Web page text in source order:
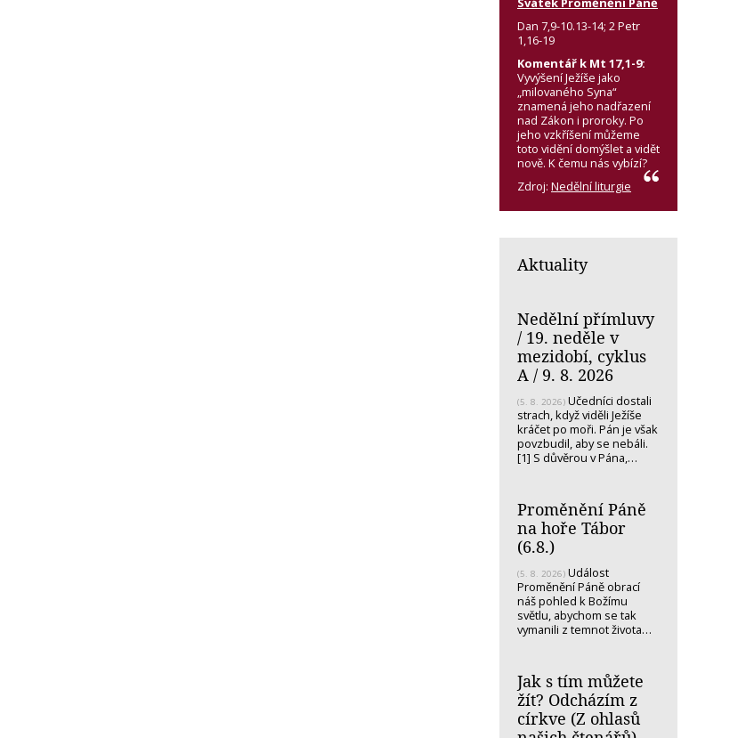
Dan 7,9-10.13-14; 2 Petr
1,16-19
Komentář k Mt 17,1-9:
Vyvýšení Ježíše jako
„milovaného Syna“
znamená jeho nadřazení
nad Zákon i proroky. Po
jeho vzkříšení můžeme
toto vidění domýšlet a vidět
nově. K čemu nás vybízí?
Zdroj: Nedělní liturgie
Aktuality
Nedělní přímluvy
/ 19. neděle v
mezidobí, cyklus
A / 9. 8. 2026
(5. 8. 2026) Učedníci dostali
strach, když viděli Ježíše
kráčet po moři. Pán je však
povzbudil, aby se nebáli.
[1] S důvěrou v Pána,…
Proměnění Páně
na hoře Tábor
(6.8.)
(5. 8. 2026) Událost
Proměnění Páně obrací
náš pohled k Božímu
světlu, abychom se tak
vymanili z temnot života…
Jak s tím můžete
žít? Odcházím z
církve (Z ohlasů